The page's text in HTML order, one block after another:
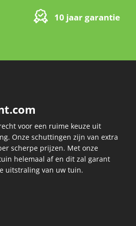
10 jaar garantie
voor een ruime keuze uit
Onze schuttingen zijn van extra
scherpe prijzen. Met onze
helemaal af en dit zal garant
uitstraling van uw tuin.